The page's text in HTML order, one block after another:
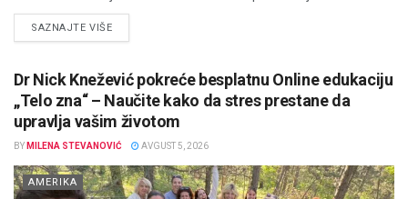
SAZNAJTE VIŠEDETAILS
Dr Nick Knežević pokreće besplatnu Online edukaciju
„Telo zna“ – Naučite kako da stres prestane da
upravlja vašim životom
BY MILENA STEVANOVIĆ AVGUST 5, 2026
AMERIKA